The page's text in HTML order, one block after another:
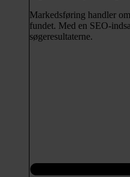
Markedsføring handler
fundet. Med en SEO-
søgeresultaterne.